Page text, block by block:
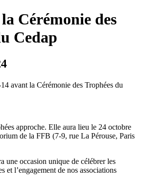
Cérémonie des
Cedap
avant la Cérémonie des Trophées du
approche. Elle aura lieu le 24 octobre
de la FFB (7-9, rue La Pérouse, Paris
une occasion unique de célébrer les
et l’engagement de nos associations